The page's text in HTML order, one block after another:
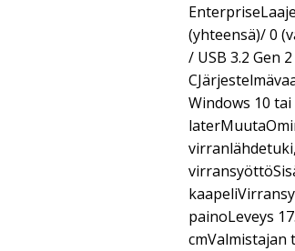
(yhteensä)/ 0
/ USB 3.2 Gen
Windows 10
painoLeveys